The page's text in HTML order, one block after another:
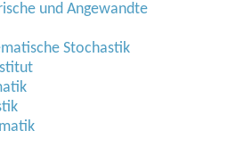
und Angewandte
Stochastik